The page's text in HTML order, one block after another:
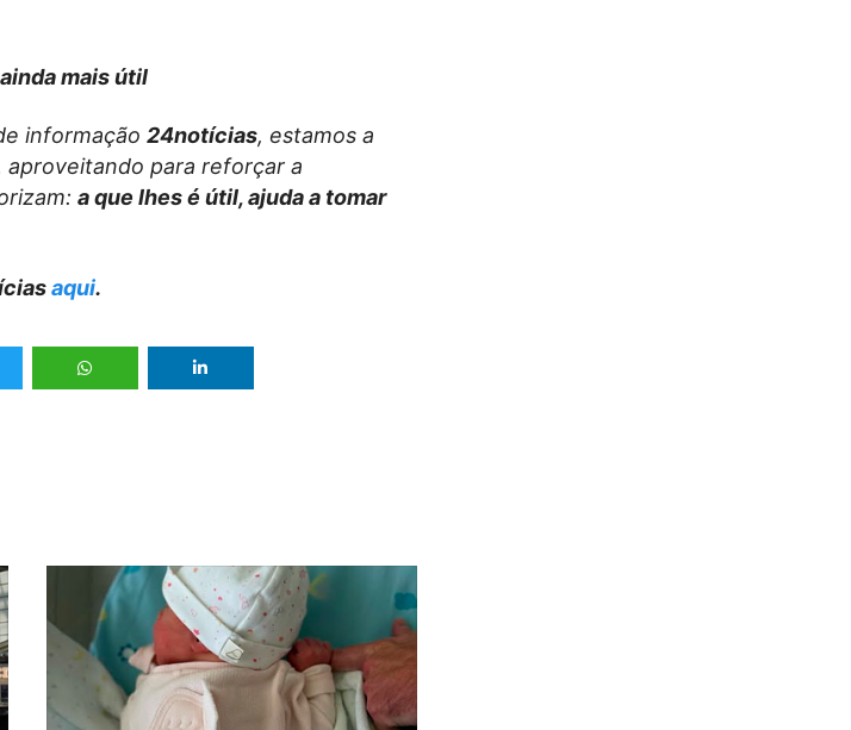
mais útil
informação 24notícias, estamos a
para reforçar a
a que lhes é útil, ajuda a tomar
aqui.